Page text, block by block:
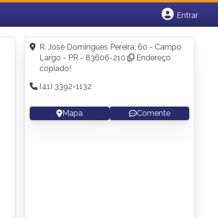
Entrar
Fazer login
Criar conta
R. José Domingues Pereira, 60 - Campo
Largo - PR - 83606-210
Endereço
copiado!
(41) 3392-1132
Mapa Comente